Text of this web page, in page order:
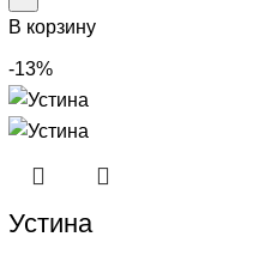
В корзину
-13%
Устина